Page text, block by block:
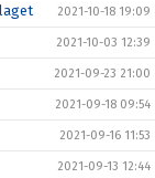
2021-10-18 19:09
2021-10-03 12:39
2021-09-23 21:00
2021-09-18 09:54
2021-09-16 11:53
2021-09-13 12:44